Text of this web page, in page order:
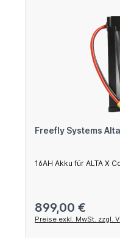
Freefly Systems
16AH Akku für ALTA X
Regulärer Preis:
899,00 €
Preise exkl. MwSt. zzgl.